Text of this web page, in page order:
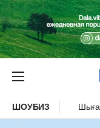
ШОУБИЗ